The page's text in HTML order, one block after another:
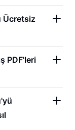
Ücretsiz
PDF'leri